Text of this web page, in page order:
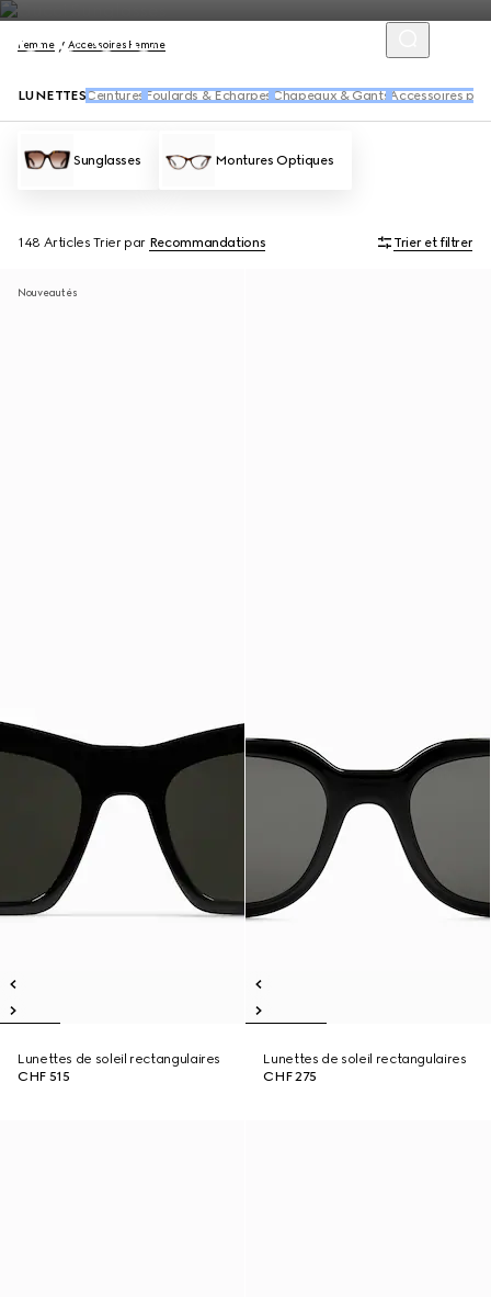
Femme Accessoires Femme
LUNETTES Ceintures Foulards & Écharpes Chapeaux & Gants Accessoires
Sunglasses Montures Optiques
148 Articles Trier par Recommandations Trier et filtrer
Nouveautés
Lunettes de soleil rectangulaires
CHF 515
Lunettes de soleil rectangulaires
CHF 275